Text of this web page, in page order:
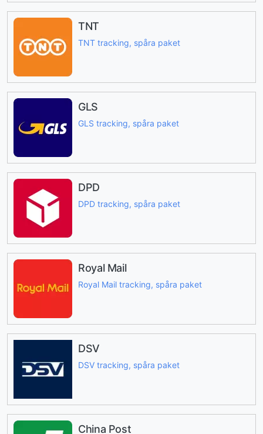
TNT
TNT tracking, spåra paket
GLS
GLS tracking, spåra paket
DPD
DPD tracking, spåra paket
Royal Mail
Royal Mail tracking, spåra paket
DSV
DSV tracking, spåra paket
China Post